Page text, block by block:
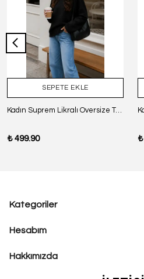
SEPETE EKLE
Kadın Suprem Likralı Oversize T-Shirt - SİYAH
₺ 499.90
Kategoriler
Hesabım
Hakkımızda